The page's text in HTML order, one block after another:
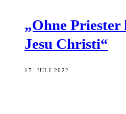
„Ohne
Jesu Christi“
17. JULI 2022